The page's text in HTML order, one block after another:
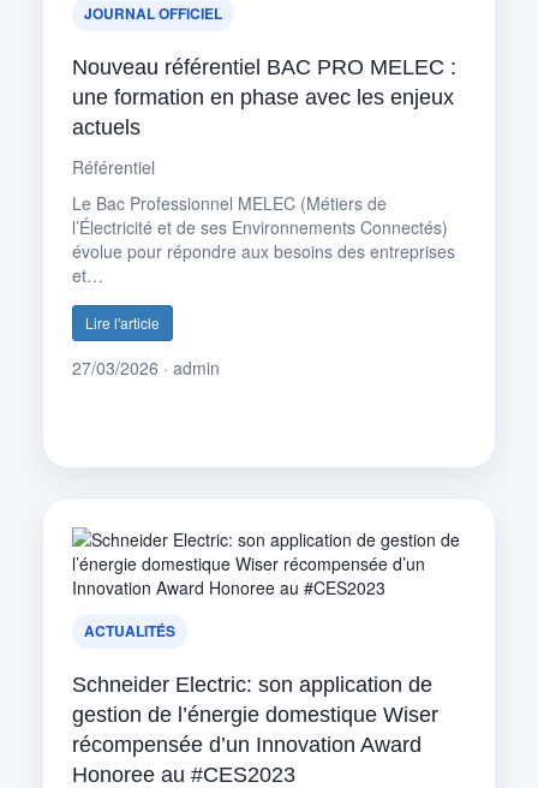
JOURNAL OFFICIEL
Nouveau référentiel BAC PRO MELEC :
une formation en phase avec les enjeux
actuels
Référentiel
Le Bac Professionnel MELEC (Métiers de
l’Électricité et de ses Environnements Connectés)
évolue pour répondre aux besoins des entreprises
et…
Lire l'article
27/03/2026 · admin
ACTUALITÉS
Schneider Electric: son application de
gestion de l’énergie domestique Wiser
récompensée d’un Innovation Award
Honoree au #CES2023